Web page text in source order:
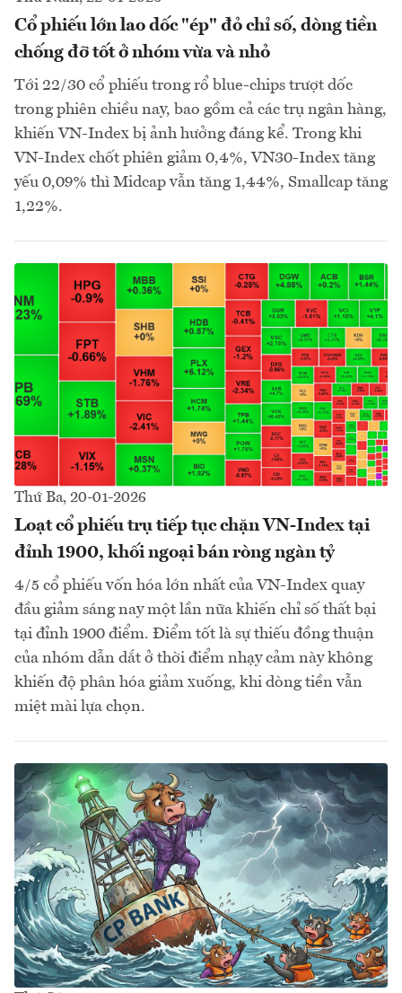
Cổ phiếu lớn lao dốc "ép" đỏ chỉ số, dòng tiền
chống đỡ tốt ở nhóm vừa và nhỏ
Tới 22/30 cổ phiếu trong rổ blue-chips trượt dốc
trong phiên chiều nay, bao gồm cả các trụ ngân hàng,
khiến VN-Index bị ảnh hưởng đáng kể. Trong khi
VN-Index chốt phiên giảm 0,4%, VN30-Index tăng
yếu 0,09% thì Midcap vẫn tăng 1,44%, Smallcap tăng
1,22%.
Thứ Ba, 20-01-2026
Loạt cổ phiếu trụ tiếp tục chặn VN-Index tại
đỉnh 1900, khối ngoại bán ròng ngàn tỷ
4/5 cổ phiếu vốn hóa lớn nhất của VN-Index quay
đầu giảm sáng nay một lần nữa khiến chỉ số thất bại
tại đỉnh 1900 điểm. Điểm tốt là sự thiếu đồng thuận
của nhóm dẫn dắt ở thời điểm nhạy cảm này không
khiến độ phân hóa giảm xuống, khi dòng tiền vẫn
miệt mài lựa chọn.